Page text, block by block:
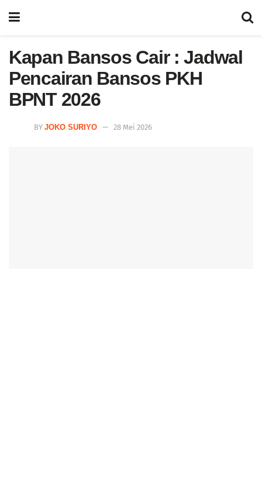
Kapan Bansos Cair : Jadwal
Pencairan Bansos PKH
BPNT 2026
BY JOKO SURIYO 28 Mei 2026